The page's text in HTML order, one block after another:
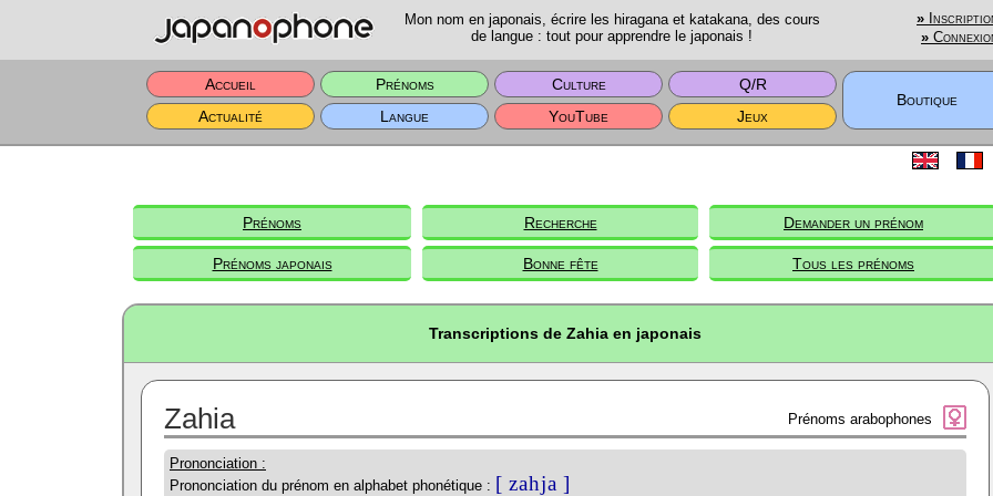
Mon nom en japonais, écrire les hiragana et katakana, des cours
de langue : tout pour apprendre le japonais !
»
»
Accueil Prénoms Culture
Q/R
Boutique
Actualité
Langue YouTube Jeux
Prénoms Recherche Demander un prénom
Prénoms japonais Bonne fête Tous les prénoms
Transcriptions de Zahia en japonais
Zahia Prénoms arabophones
Prononciation :
Prononciation du prénom en alphabet phonétique : [ zahja ]